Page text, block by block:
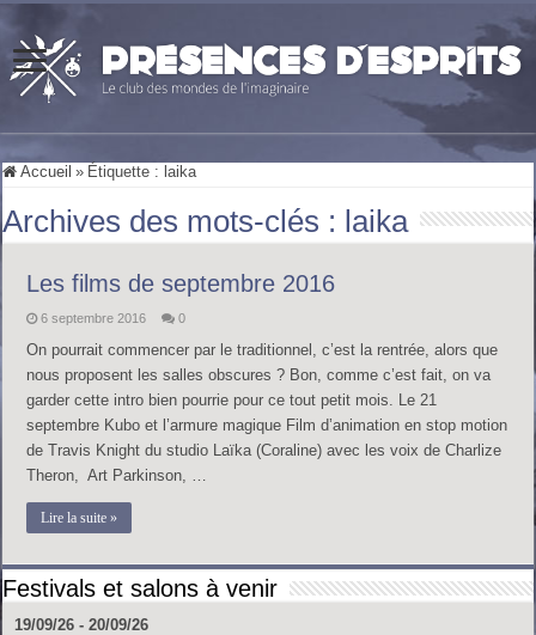
Accueil » Étiquette : laika
Archives des mots-clés : laika
Les films de septembre 2016
6 septembre 2016 0
On pourrait commencer par le traditionnel, c’est la rentrée, alors que
nous proposent les salles obscures ? Bon, comme c’est fait, on va
garder cette intro bien pourrie pour ce tout petit mois. Le 21
septembre Kubo et l’armure magique Film d’animation en stop motion
de Travis Knight du studio Laïka (Coraline) avec les voix de Charlize
Theron, Art Parkinson, …
Lire la suite »
Festivals et salons à venir
19/09/26 - 20/09/26